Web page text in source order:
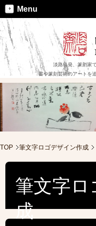
淡路島発、篆刻家
書や篆刻芸術のアートを
Menu
TOP 筆文字ロゴデザイン作成
筆文字ロ
成